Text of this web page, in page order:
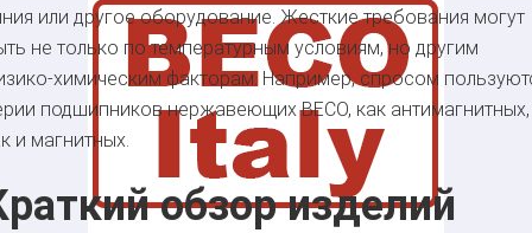
или другое оборудование. Жесткие требования могут
не только по температурным условиям, но другим
химическим факторам. Например, спросом
подшипников нержавеющих BECO, как антимагнитных,
и магнитных.
обзор изделий